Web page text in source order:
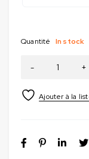
Quantité In stock